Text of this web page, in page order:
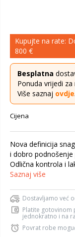
Kupujte na rate:
800 €
Besplatna
Ponuda vrijedi
Više saznaj ovdje.
Cijena
Nova definicija
i dobro podnošenje
Odlična kontrola i
Saznaj više
Dostavljamo već
Platite gotovinom
jednokratno i na
Povrat robe